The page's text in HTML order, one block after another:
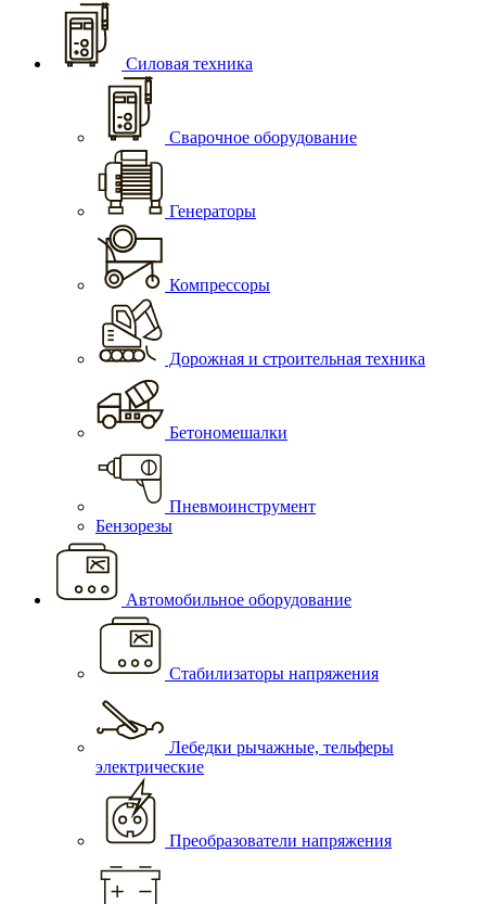
Силовая техника
Сварочное оборудование
Генераторы
Компрессоры
Дорожная и строительная техника
Бетономешалки
Пневмоинструмент
Бензорезы
Автомобильное оборудование
Стабилизаторы напряжения
Лебедки рычажные, тельферы
электрические
Преобразователи напряжения